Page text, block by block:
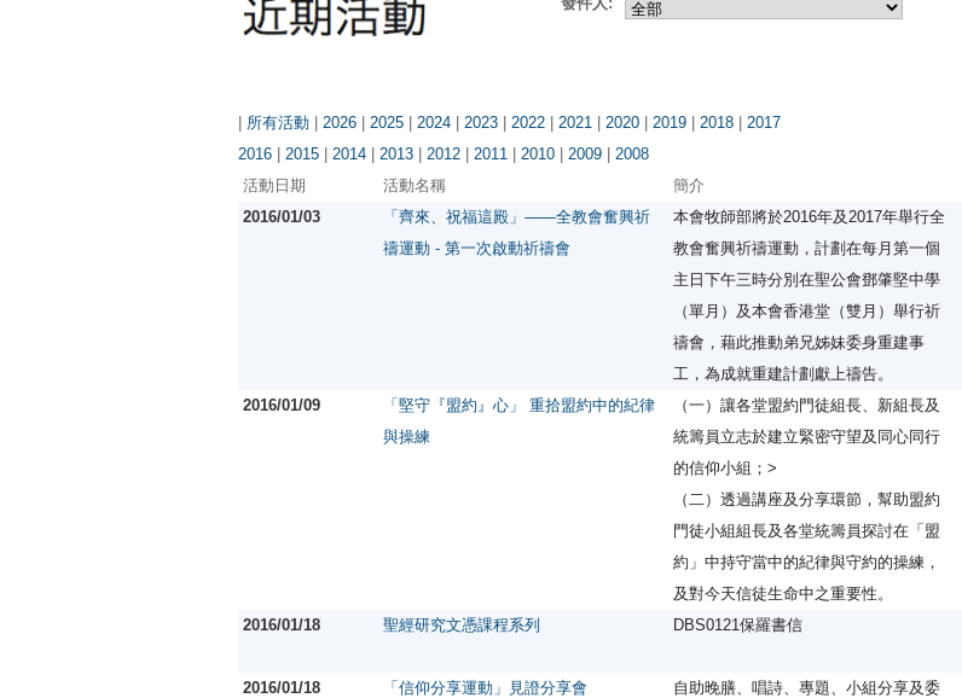
| 所有活動 | 2026 | 2025 | 2024 | 2023 | 2022 | 2021 | 2020 | 2019 | 2018 | 2017
2016 | 2015 | 2014 | 2013 | 2012 | 2011 | 2010 | 2009 | 2008
活動日期
活動名稱 簡介
2016/01/03
「齊來、祝福這殿」——全教會奮興祈
禱運動 - 第一次啟動祈禱會
本會牧師部將於2016年及2017年舉行全
教會奮興祈禱運動，計劃在每月第一個
主日下午三時分別在聖公會鄧肇堅中學
（單月）及本會香港堂（雙月）舉行祈
禱會，藉此推動弟兄姊妹委身重建事
工，為成就重建計劃獻上禱告。
2016/01/09
「堅守『盟約』心」 重拾盟約中的紀律
與操練
（一）讓各堂盟約門徒組長、新組長及
統籌員立志於建立緊密守望及同心同行
的信仰小組；>
（二）透過講座及分享環節，幫助盟約
門徒小組組長及各堂統籌員探討在「盟
約」中持守當中的紀律與守約的操練，
及對今天信徒生命中之重要性。
2016/01/18 聖經研究文憑課程系列 DBS0121保羅書信
2016/01/18
「信仰分享運動」見證分享會
自助晚膳、唱詩、專題、小組分享及委